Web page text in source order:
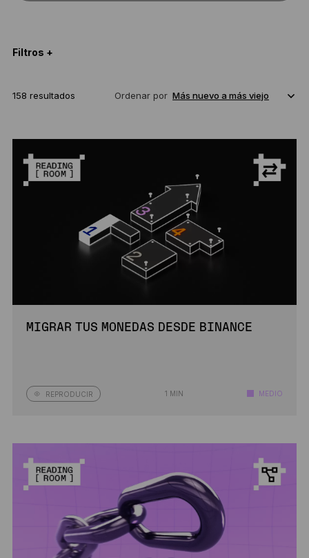
Filtros +
158 resultados Ordenar por
MIGRAR TUS MONEDAS DESDE BINANCE
REPRODUCIR 1 MIN MEDIO